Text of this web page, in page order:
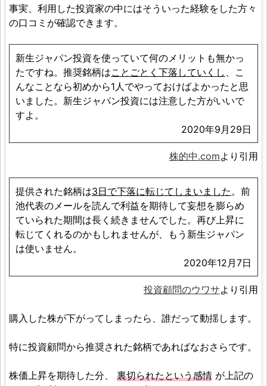
事実、利用した投資家の中にはそういった経験をした方々
の口コミが確認できます。
新生ジャパン投資を使っていて何のメリットも無かっ
たですね。推奨銘柄はことごとく下落していくし 、こ
んなことなら初めから1人でやっておけばよかったと思
いました。新生ジャパン投資には注意した方がいいで
すよ。
2020年9月29日
株的中.comより引用
提供された銘柄は3日で下落に転じてしまいました 。前
池代表のメールを読んで利益を期待して妄想を膨らめ
ていられた期間は長く続きませんでした。再び上昇に
転じてくれるのかもしれませんが、もう新生ジャパン
は使いません。
2020年12月7日
投資顧問のウワサより引用
購入した株が下がってしまったら、誰だって動揺します。
特に投資顧問から推奨された銘柄であればなおさらです。
株価上昇を期待した分、 裏切られたという感情 が上記の